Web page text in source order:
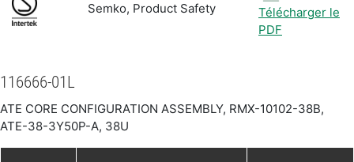
Semko, Product Safety
Télécharger le
PDF
116666-01L
ATE CORE CONFIGURATION ASSEMBLY, RMX-10102-38B,
ATE-38-3Y50P-A, 38U